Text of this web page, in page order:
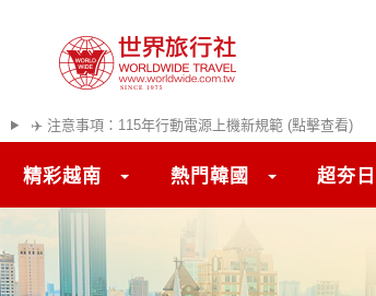
✈️ 注意事項：115年行動電源上機新規範 (點擊查看)
精彩越南 熱門韓國 超夯